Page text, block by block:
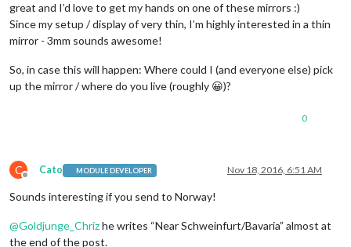
great and I’d love to get my hands on one of these mirrors :)
Since my setup / display of very thin, I’m highly interested in a thin
mirror - 3mm sounds awesome!
So, in case this will happen: Where could I (and everyone else) pick
up the mirror / where do you live (roughly 😀)?
0
C
Offline
Cato MODULE DEVELOPER Nov 18, 2016, 6:51 AM
Sounds interesting if you send to Norway!
@Goldjunge_Chrizhe writes “Near Schweinfurt/Bavaria” almost at
the end of the post.